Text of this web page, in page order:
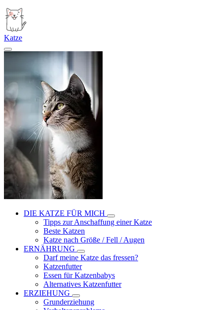
Katze
DIE KATZE FÜR MICH
Tipps zur Anschaffung einer Katze
Beste Katzen
Katze nach Größe / Fell / Augen
ERNÄHRUNG
Darf meine Katze das fressen?
Katzenfutter
Essen für Katzenbabys
Alternatives Katzenfutter
ERZIEHUNG
Grunderziehung